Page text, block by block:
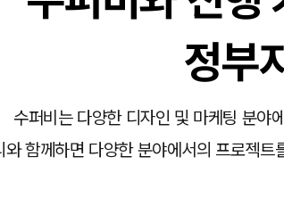
정부
수퍼비는 다양한 디자인 및 마케팅 분야
와 함께하면 다양한 분야에서의 프로젝